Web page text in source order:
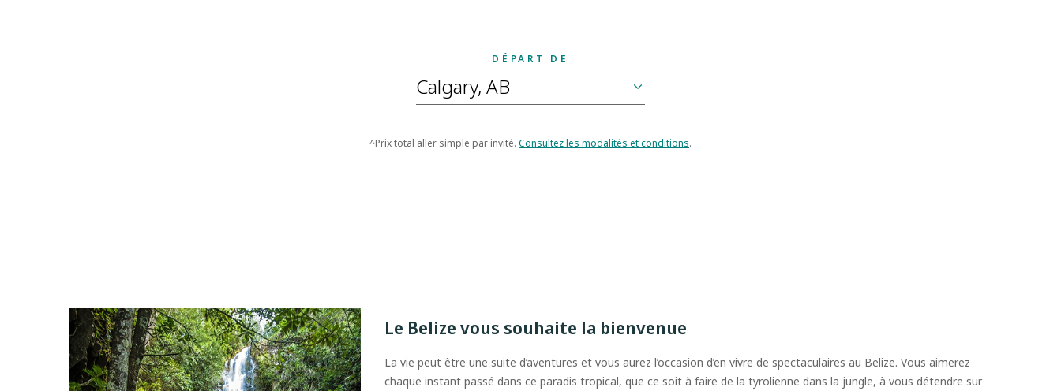
DÉPART DE
^Prix total aller simple par invité. Consultez les modalités et conditions.
Le Belize vous souhaite la bienvenue
La vie peut être une suite d’aventures et vous aurez l’occasion d’en vivre de spectaculaires au Belize. Vous aimerez
chaque instant passé dans ce paradis tropical, que ce soit à faire de la tyrolienne dans la jungle, à vous détendre sur